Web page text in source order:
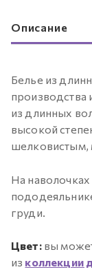
Описание
Белье из
производства
из длинных
высокой
шелковистым,
На
груди.
Цвет:вы
из коллекции